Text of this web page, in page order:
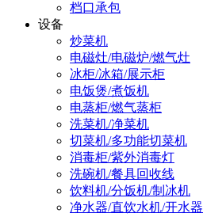
档口承包
设备
炒菜机
电磁灶/电磁炉/燃气灶
冰柜/冰箱/展示柜
电饭煲/煮饭机
电蒸柜/燃气蒸柜
洗菜机/净菜机
切菜机/多功能切菜机
消毒柜/紫外消毒灯
洗碗机/餐具回收线
饮料机/分饭机/制冰机
净水器/直饮水机/开水器